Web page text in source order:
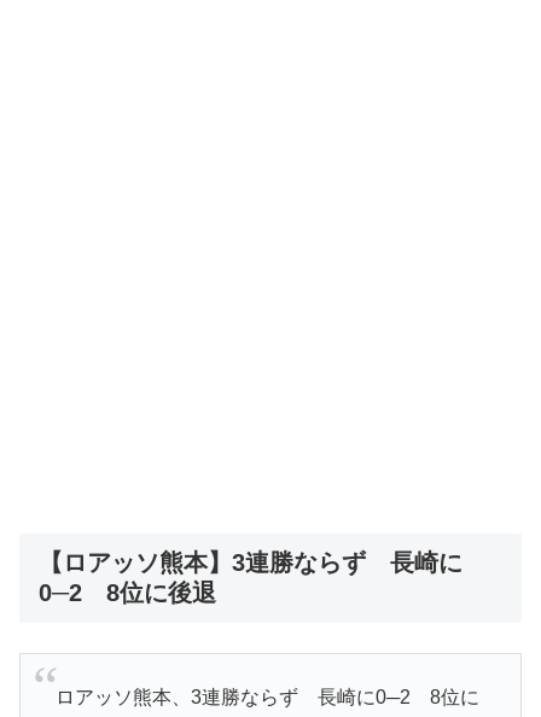
【ロアッソ熊本】3連勝ならず 長崎に
0─2 8位に後退
ロアッソ熊本、3連勝ならず 長崎に0─2 8位に